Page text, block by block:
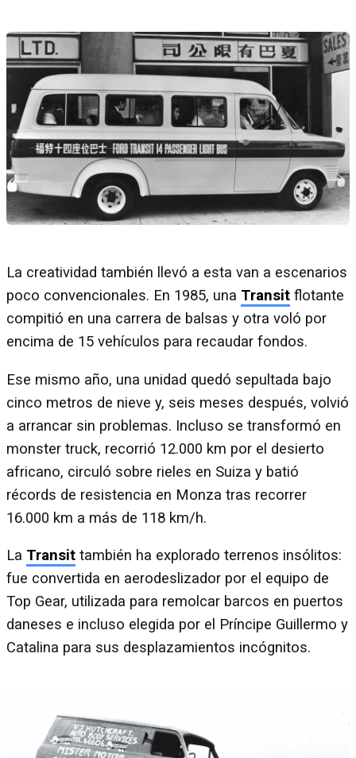
La creatividad también llevó a esta van a escenarios
poco convencionales. En 1985, una Transit flotante
compitió en una carrera de balsas y otra voló por
encima de 15 vehículos para recaudar fondos.
Ese mismo año, una unidad quedó sepultada bajo
cinco metros de nieve y, seis meses después, volvió
a arrancar sin problemas. Incluso se transformó en
monster truck, recorrió 12.000 km por el desierto
africano, circuló sobre rieles en Suiza y batió
récords de resistencia en Monza tras recorrer
16.000 km a más de 118 km/h.
La Transit también ha explorado terrenos insólitos:
fue convertida en aerodeslizador por el equipo de
Top Gear, utilizada para remolcar barcos en puertos
daneses e incluso elegida por el Príncipe Guillermo y
Catalina para sus desplazamientos incógnitos.